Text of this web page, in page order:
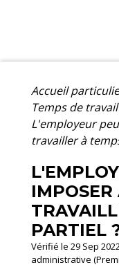
Accueil
Temps de
L'employeur
travailler à
PARTIEL
Vérifié le 29 Sep
administrative